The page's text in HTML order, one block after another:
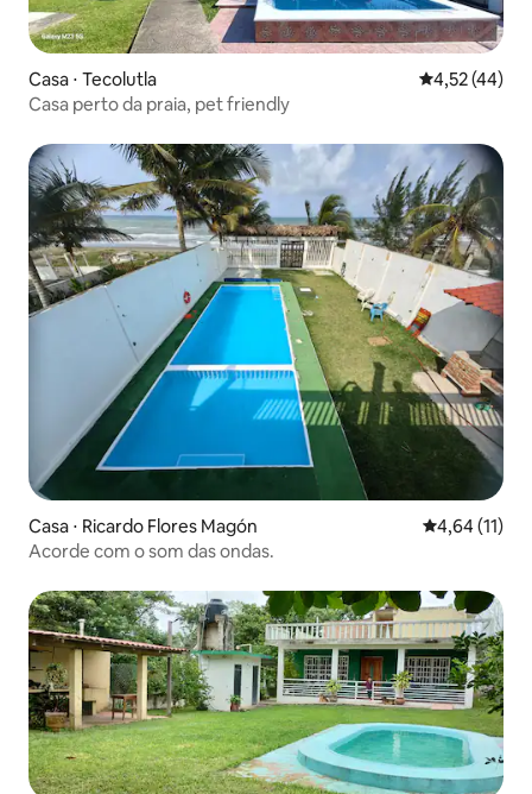
Casa ⋅ Tecolutla 4,52 de uma
4,52 (44)
Casa perto da praia, pet friendly
Casa ⋅ Ricardo Flores Magón 4,64 de uma
4,64 (11)
Acorde com o som das ondas.